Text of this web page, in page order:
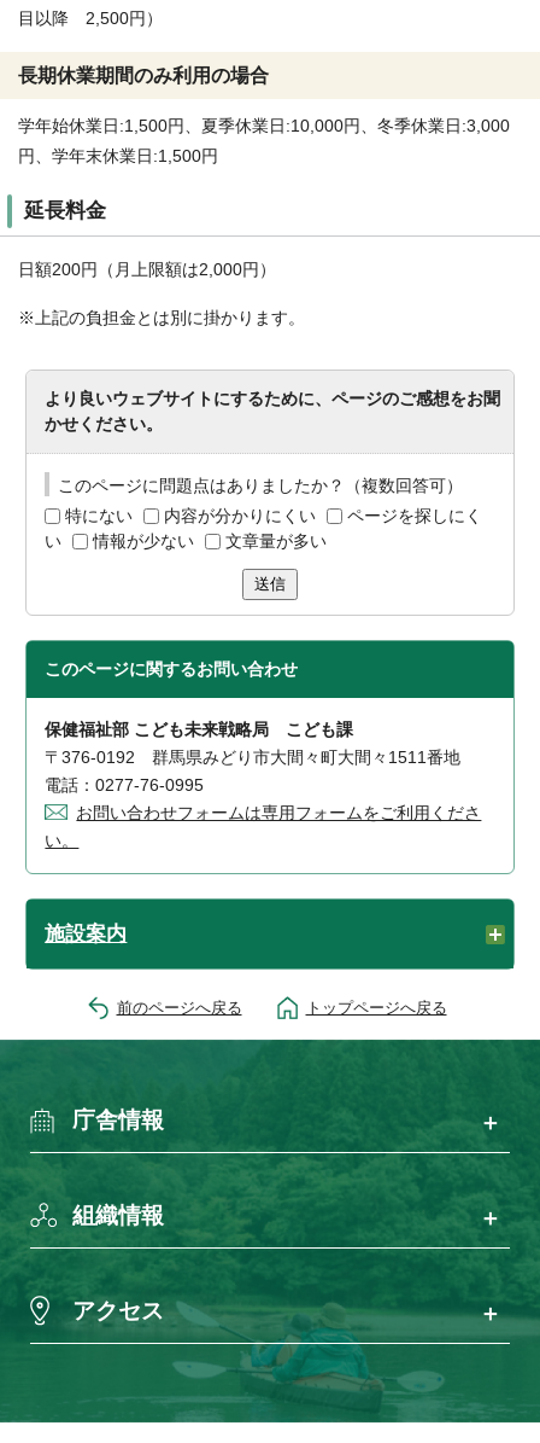
目以降 2,500円）
長期休業期間のみ利用の場合
学年始休業日:1,500円、夏季休業日:10,000円、冬季休業日:3,000
円、学年末休業日:1,500円
延長料金
日額200円（月上限額は2,000円）
※上記の負担金とは別に掛かります。
より良いウェブサイトにするために、ページのご感想をお聞
かせください。
このページに問題点はありましたか？（複数回答可）
特にない
内容が分かりにくい
ページを探しにく
い
情報が少ない 文章量が多い
送信
このページに関するお問い合わせ
保健福祉部 こども未来戦略局 こども課
〒376-0192 群馬県みどり市大間々町大間々1511番地
電話：0277-76-0995
お問い合わせフォームは専用フォームをご利用くださ
い。
施設案内
前のページへ戻る トップページへ戻る
庁舎情報
組織情報
アクセス